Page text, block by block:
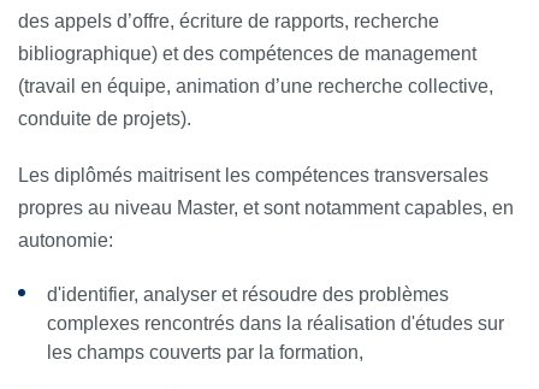
des appels d’offre, écriture de rapports, recherche
bibliographique) et des compétences de management
(travail en équipe, animation d’une recherche collective,
conduite de projets).
Les diplômés maitrisent les compétences transversales
propres au niveau Master, et sont notamment capables, en
autonomie:
d'identifier, analyser et résoudre des problèmes
complexes rencontrés dans la réalisation d'études sur
les champs couverts par la formation,